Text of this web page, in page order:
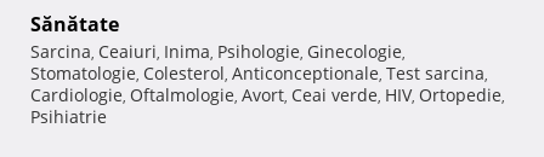
Sănătate
Sarcina, Ceaiuri, Inima, Psihologie, Ginecologie,
Stomatologie, Colesterol, Anticonceptionale, Test sarcina,
Cardiologie, Oftalmologie, Avort, Ceai verde, HIV, Ortopedie,
Psihiatrie